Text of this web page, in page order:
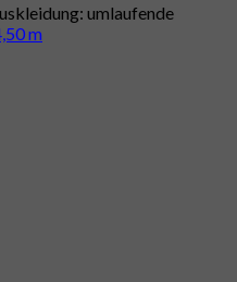
umlaufende
m